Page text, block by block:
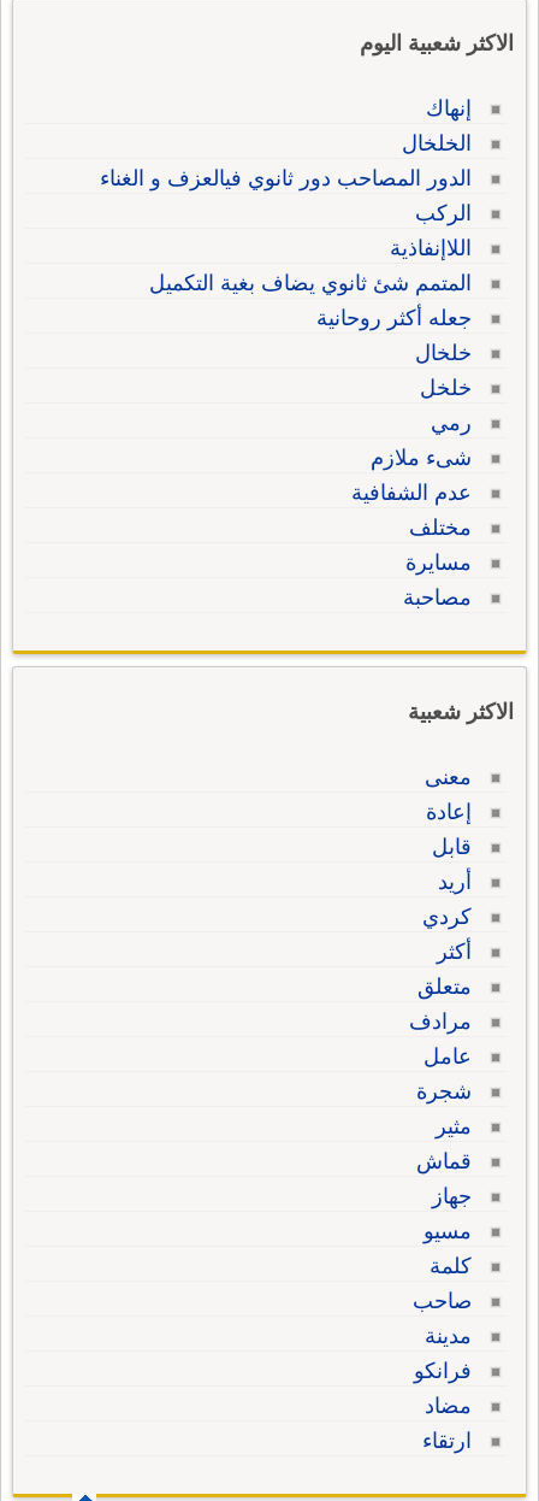
الاكثر شعبية اليوم
إنهاك
الخلخال
الدور المصاحب دور ثانوي فيالعزف و الغناء
الركب
اللاإنفاذية
المتمم شئ ثانوي يضاف بغية التكميل
جعله أكثر روحانية
خلخال
خلخل
رمي
شىء ملازم
عدم الشفافية
مختلف
مسايرة
مصاحبة
الاكثر شعبية
معنى
إعادة
قابل
أريد
كردي
أكثر
متعلق
مرادف
عامل
شجرة
مثير
قماش
جهاز
مسيو
كلمة
صاحب
مدينة
فرانكو
مضاد
ارتقاء